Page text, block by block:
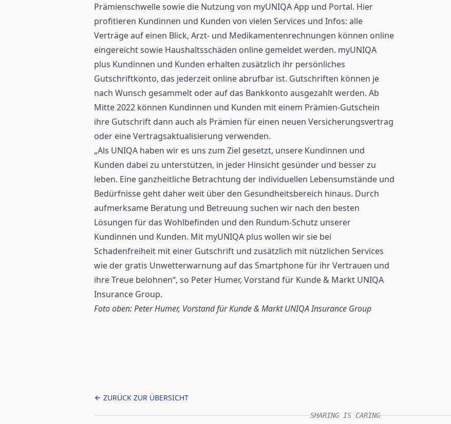
Prämienschwelle sowie die Nutzung von myUNIQA App und Portal. Hier
profitieren Kundinnen und Kunden von vielen Services und Infos: alle
Verträge auf einen Blick, Arzt- und Medikamentenrechnungen können online
eingereicht sowie Haushaltsschäden online gemeldet werden. myUNIQA
plus Kundinnen und Kunden erhalten zusätzlich ihr persönliches
Gutschriftkonto, das jederzeit online abrufbar ist. Gutschriften können je
nach Wunsch gesammelt oder auf das Bankkonto ausgezahlt werden. Ab
Mitte 2022 können Kundinnen und Kunden mit einem Prämien-Gutschein
ihre Gutschrift dann auch als Prämien für einen neuen Versicherungsvertrag
oder eine Vertragsaktualisierung verwenden.
„Als UNIQA haben wir es uns zum Ziel gesetzt, unsere Kundinnen und
Kunden dabei zu unterstützen, in jeder Hinsicht gesünder und besser zu
leben. Eine ganzheitliche Betrachtung der individuellen Lebensumstände und
Bedürfnisse geht daher weit über den Gesundheitsbereich hinaus. Durch
aufmerksame Beratung und Betreuung suchen wir nach den besten
Lösungen für das Wohlbefinden und den Rundum-Schutz unserer
Kundinnen und Kunden. Mit myUNIQA plus wollen wir sie bei
Schadenfreiheit mit einer Gutschrift und zusätzlich mit nützlichen Services
wie der gratis Unwetterwarnung auf das Smartphone für ihr Vertrauen und
ihre Treue belohnen“, so Peter Humer, Vorstand für Kunde & Markt UNIQA
Insurance Group.
Foto oben: Peter Humer, Vorstand für Kunde & Markt UNIQA Insurance Group
ZURÜCK ZUR ÜBERSICHT
SHARING IS CARING